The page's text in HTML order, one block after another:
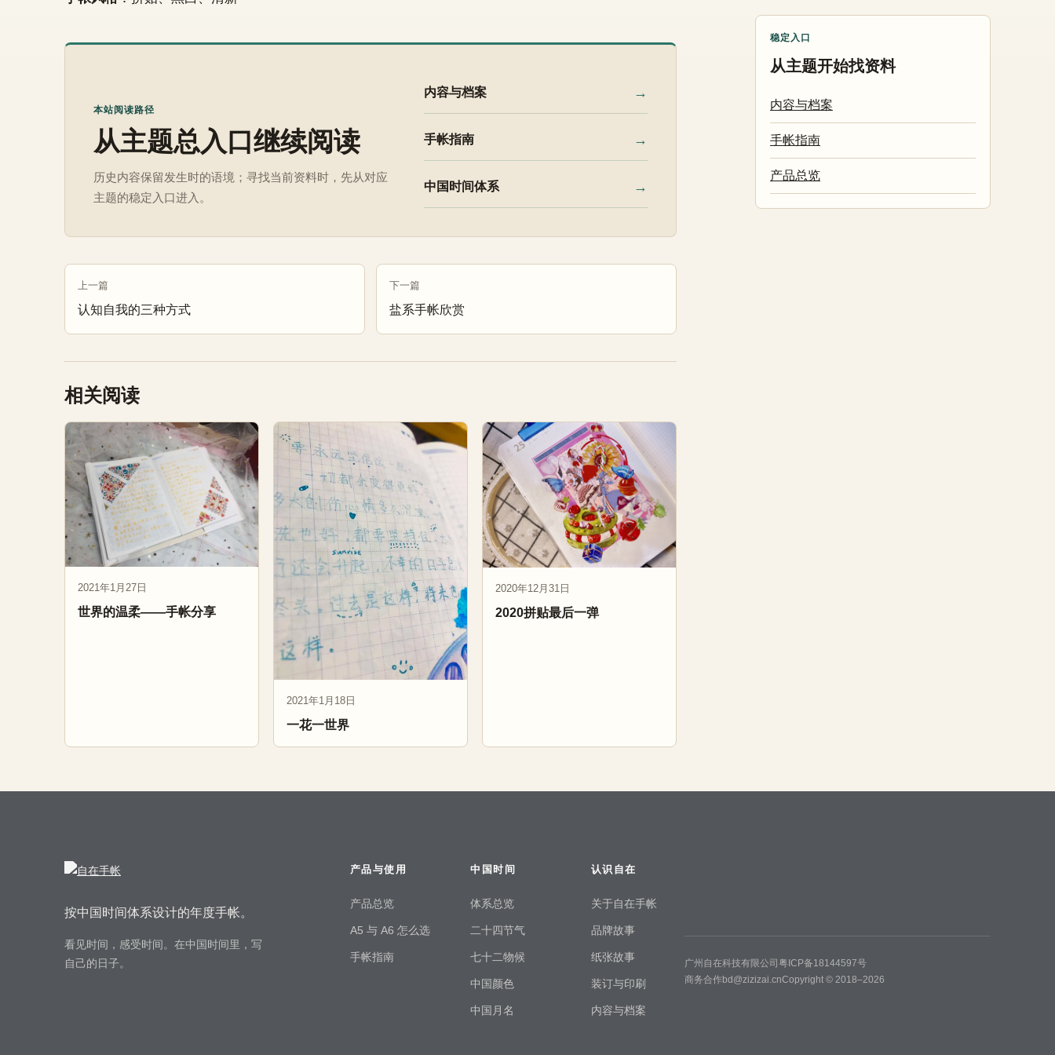
本站阅读路径
从主题总入口继续阅读
历史内容保留发生时的语境；寻找当前资料时，先从对应
主题的稳定入口进入。
内容与档案 →
手帐指南 →
中国时间体系 →
上一篇
认知自我的三种方式
下一篇
盐系手帐欣赏
相关阅读
2021年1月27日
世界的温柔——手帐分享
2021年1月18日
一花一世界
2020年12月31日
2020拼贴最后一弹
稳定入口
从主题开始找资料
内容与档案
手帐指南
产品总览
按中国时间体系设计的年度手帐。
看见时间，感受时间。在中国时间里，写
自己的日子。
产品与使用
产品总览
A5 与 A6 怎么选
手帐指南
中国时间
体系总览
二十四节气
七十二物候
中国颜色
中国月名
认识自在
关于自在手帐
品牌故事
纸张故事
装订与印刷
内容与档案
广州自在科技有限公司粤ICP备18144597号
商务合作bd@zizizai.cnCopyright © 2018–2026